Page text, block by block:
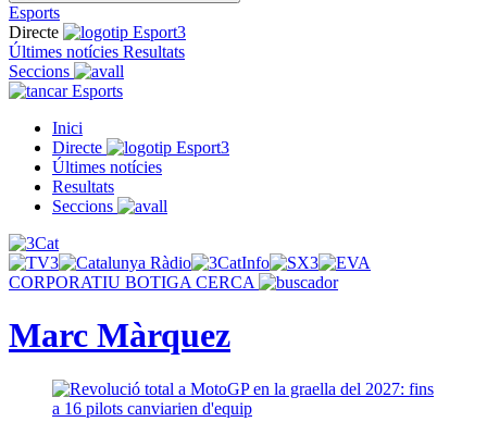
Esports
Directe
Últimes notícies Resultats
Seccions
Esports
Inici
Directe
Últimes notícies
Resultats
Seccions
CORPORATIU BOTIGA CERCA
Marc Màrquez